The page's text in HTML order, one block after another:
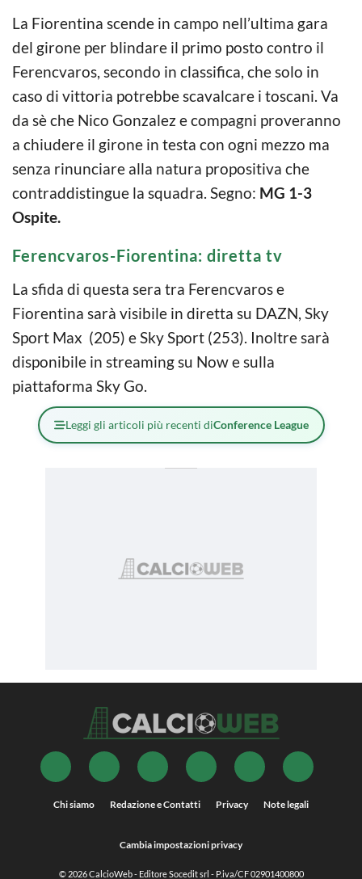
La Fiorentina scende in campo nell’ultima gara
del girone per blindare il primo posto contro il
Ferencvaros, secondo in classifica, che solo in
caso di vittoria potrebbe scavalcare i toscani. Va
da sè che Nico Gonzalez e compagni proveranno
a chiudere il girone in testa con ogni mezzo ma
senza rinunciare alla natura propositiva che
contraddistingue la squadra. Segno: MG 1-3
Ospite.
Ferencvaros-Fiorentina: diretta tv
La sfida di questa sera tra Ferencvaros e
Fiorentina sarà visibile in diretta su DAZN, Sky
Sport Max (205) e Sky Sport (253). Inoltre sarà
disponibile in streaming su Now e sulla
piattaforma Sky Go.
Leggi gli articoli più recenti diConference League
Chi siamo Redazione e Contatti Privacy Note legali
Cambia impostazioni privacy
© 2026CalcioWeb- Editore Socedit srl - P.iva/CF 02901400800